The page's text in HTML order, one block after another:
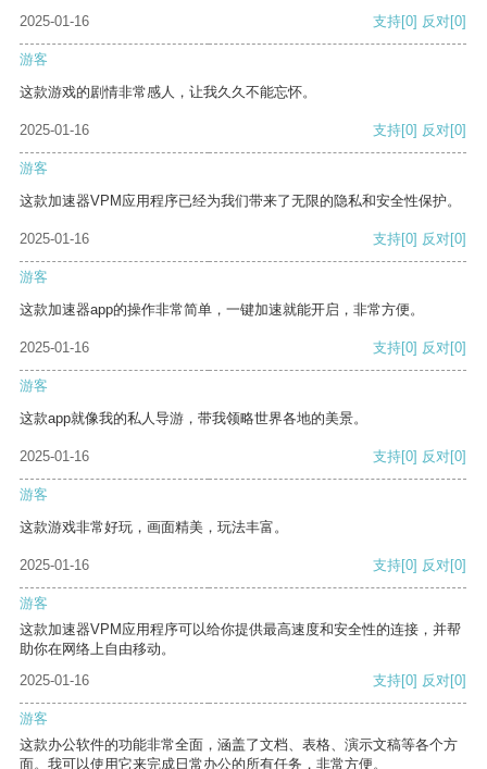
2025-01-16
支持[0] 反对[0]
游客
这款游戏的剧情非常感人，让我久久不能忘怀。
2025-01-16 支持[0] 反对[0]
游客
这款加速器VPM应用程序已经为我们带来了无限的隐私和安全性保护。
2025-01-16 支持[0] 反对[0]
游客
这款加速器app的操作非常简单，一键加速就能开启，非常方便。
2025-01-16 支持[0] 反对[0]
游客
这款app就像我的私人导游，带我领略世界各地的美景。
2025-01-16 支持[0] 反对[0]
游客
这款游戏非常好玩，画面精美，玩法丰富。
2025-01-16 支持[0] 反对[0]
游客
这款加速器VPM应用程序可以给你提供最高速度和安全性的连接，并帮
助你在网络上自由移动。
2025-01-16
支持[0] 反对[0]
游客
这款办公软件的功能非常全面，涵盖了文档、表格、演示文稿等各个方
面。我可以使用它来完成日常办公的所有任务，非常方便。